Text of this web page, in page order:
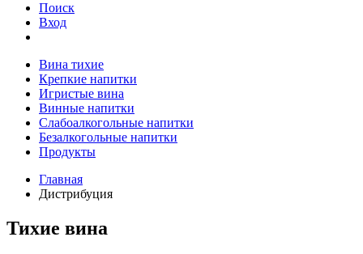
Поиск
Вход
Вина тихие
Крепкие напитки
Игристые вина
Винные напитки
Слабоалкогольные напитки
Безалкогольные напитки
Продукты
Главная
Дистрибуция
Тихие вина